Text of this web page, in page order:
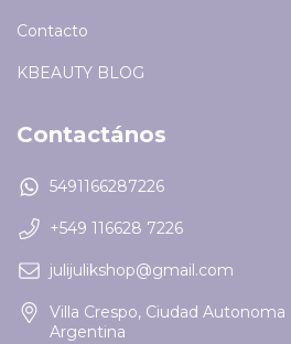
Contacto
KBEAUTY BLOG
Contactános
5491166287226
+549 116628 7226
julijulikshop@gmail.com
Villa Crespo, Ciudad
Argentina